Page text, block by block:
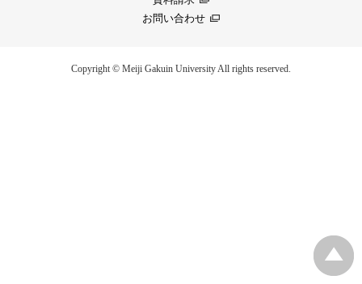
お問い合わせ
Copyright © Meiji Gakuin University All rights reserved.